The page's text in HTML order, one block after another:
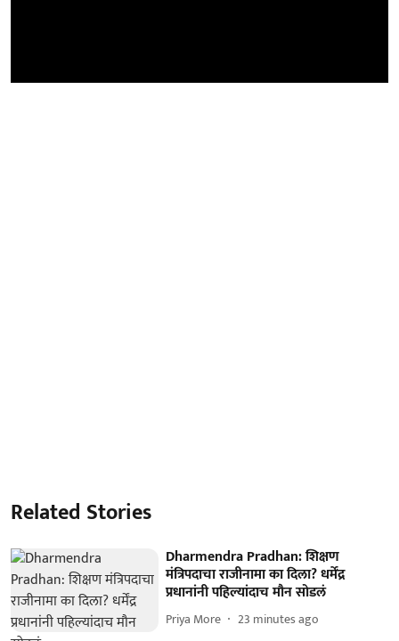
Related Stories
Dharmendra Pradhan: शिक्षण
मंत्रिपदाचा राजीनामा का दिला? धर्मेंद्र
प्रधानांनी पहिल्यांदाच मौन सोडलं
Priya More 23 minutes ago